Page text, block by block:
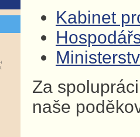
Kabinet
Za
naše